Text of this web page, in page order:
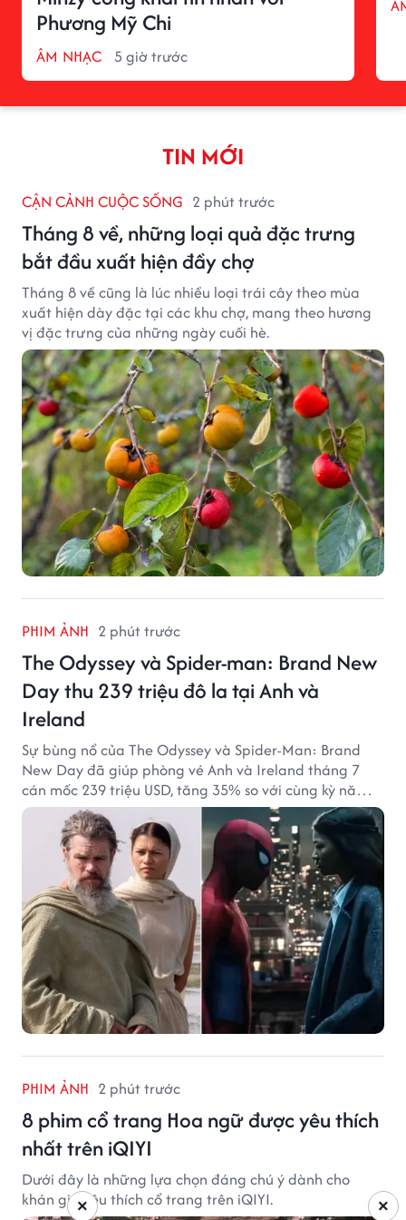
Phương Mỹ Chi
ÂM NHẠC 5 giờ trước
TIN MỚI
CẬN CẢNH CUỘC SỐNG 2 phút trước
Tháng 8 về, những loại quả đặc trưng
bắt đầu xuất hiện đầy chợ
Tháng 8 về cũng là lúc nhiều loại trái cây theo mùa
xuất hiện dày đặc tại các khu chợ, mang theo hương
vị đặc trưng của những ngày cuối hè.
PHIM ẢNH 2 phút trước
The Odyssey và Spider-man: Brand New
Day thu 239 triệu đô la tại Anh và
Ireland
Sự bùng nổ của The Odyssey và Spider-Man: Brand
New Day đã giúp phòng vé Anh và Ireland tháng 7
cán mốc 239 triệu USD, tăng 35% so với cùng kỳ năm
ngoái.
PHIM ẢNH 2 phút trước
8 phim cổ trang Hoa ngữ được yêu thích
nhất trên iQIYI
Dưới đây là những lựa chọn đáng chú ý dành cho
khán giả yêu thích cổ trang trên iQIYI.
×
×